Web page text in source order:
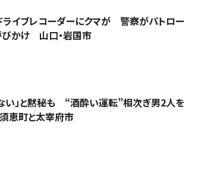
イブレコーダーにクマが 警察がパトロー
びかけ 山口・岩国市
い」と黙秘も “酒酔い運転”相次ぎ男2人を
町と太宰府市